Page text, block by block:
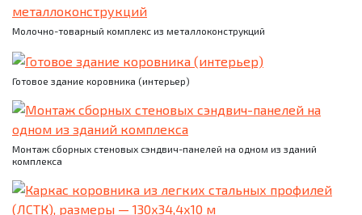
Молочно-товарный комплекс из металлоконструкций
Готовое здание коровника (интерьер)
Монтаж сборных стеновых сэндвич-панелей на одном из зданий
комплекса